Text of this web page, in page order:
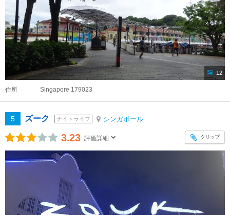
12
住所 Singapore 179023
5 ズーク ナイトライフ シンガポール
3.23 評価詳細 クリップ